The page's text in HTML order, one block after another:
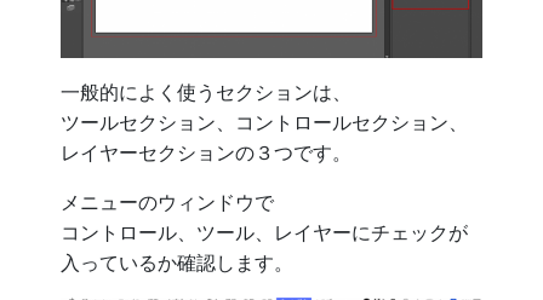
一般的によく使うセクションは、
ツールセクション、コントロールセクション、
レイヤーセクションの３つです。
メニューのウィンドウで
コントロール、ツール、レイヤーにチェックが
入っているか確認します。